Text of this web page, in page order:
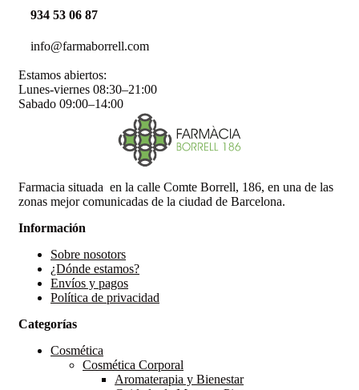
934 53 06 87
info@farmaborrell.com
Estamos abiertos:
Lunes-viernes 08:30–21:00
Sabado 09:00–14:00
Farmacia situada en la calle Comte Borrell, 186, en una de las
zonas mejor comunicadas de la ciudad de Barcelona.
Información
Sobre nosotors
¿Dónde estamos?
Envíos y pagos
Política de privacidad
Categorías
Cosmética
Cosmética Corporal
Aromaterapia y Bienestar